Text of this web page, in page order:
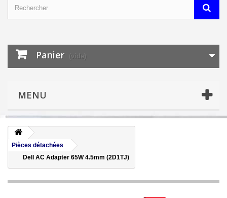
Panier (vide)
MENU
Pièces détachées
Dell AC Adapter 65W 4.5mm (2D1TJ)